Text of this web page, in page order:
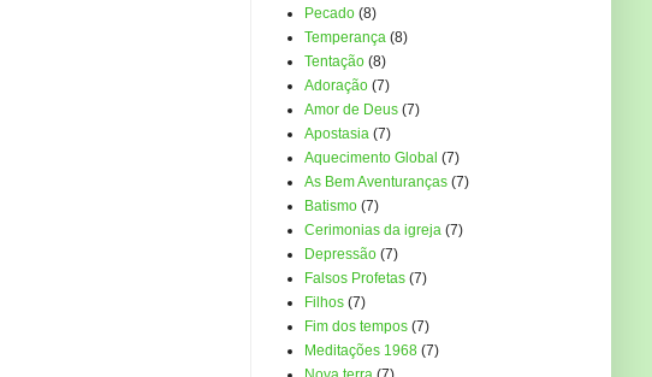
Pecado (8)
Temperança (8)
Tentação (8)
Adoração (7)
Amor de Deus (7)
Apostasia (7)
Aquecimento Global (7)
As Bem Aventuranças (7)
Batismo (7)
Cerimonias da igreja (7)
Depressão (7)
Falsos Profetas (7)
Filhos (7)
Fim dos tempos (7)
Meditações 1968 (7)